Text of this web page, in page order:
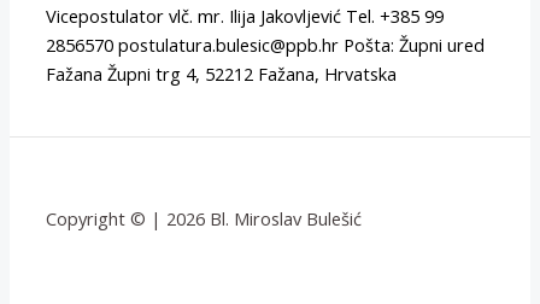
Vicepostulator vlč. mr. Ilija Jakovljević Tel. +385 99
2856570 postulatura.bulesic@ppb.hr Pošta: Župni ured
Fažana Župni trg 4, 52212 Fažana, Hrvatska
Copyright © | 2026 Bl. Miroslav Bulešić